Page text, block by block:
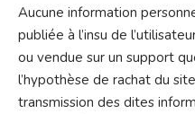
Aucune information
publiée à l’insu de
ou vendue sur un support
l’hypothèse de rachat du
transmission des dites